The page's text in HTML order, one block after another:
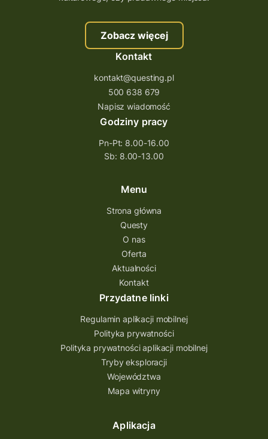
szkolenie questing
Stefan Żeromski
ścieżka
Rzeszów
questy świętokrzyskie
questujwpolsce
questuj z nami
questingwyprawa po skarb
questingowy projekt współpracy
questing wielkopolska
Questing Przecławski
Questing Łódzkie
questing gry terenowe
Quest Świętokrzyskie
quest na szlaku Przygody
Quest Bolestraszyce
Quest Arboretum
Przecław Quest
projekt
Partnerstwo Questingu
Park Etnograficzny w Tokarni
Park Etnograficzny
natura
mazowieckie
Zobacz więcej
Kontakt
kontakt@questing.pl
500 638 679
Napisz wiadomość
Godziny pracy
Pn-Pt: 8.00-16.00
Sb: 8.00-13.00
Menu
Strona główna
Questy
O nas
Oferta
Aktualności
Kontakt
Przydatne linki
Regulamin aplikacji mobilnej
Polityka prywatności
Polityka prywatności aplikacji mobilnej
Tryby eksploracji
Województwa
Mapa witryny
Aplikacja